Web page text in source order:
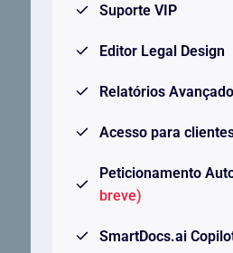
Suporte VIP
Editor Legal Design
Relatórios
Acesso para
Peticionamento
breve)
SmartDocs.ai